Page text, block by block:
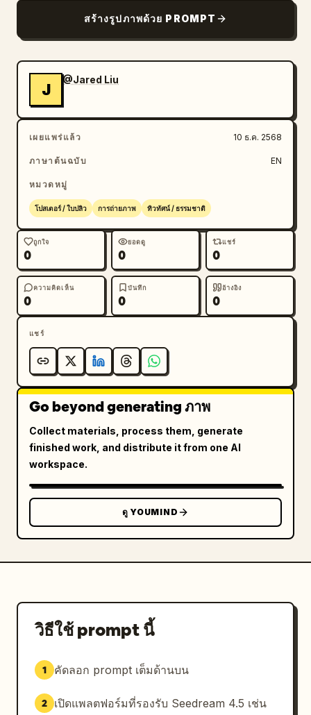
สร้างรูปภาพด้วย PROMPT
J
@Jared Liu
เผยแพร่แล้ว 10 ธ.ค. 2568
ภาษาต้นฉบับ EN
หมวดหมู่
โปสเตอร์ / ใบปลิว การถ่ายภาพ ทิวทัศน์ / ธรรมชาติ
ถูกใจ
0
ยอดดู
0
แชร์
0
ความคิดเห็น
0
บันทึก
0
อ้างอิง
0
แชร์
Go beyond generating ภาพ
Collect materials, process them, generate
finished work, and distribute it from one AI
workspace.
ดู YOUMIND
วิธีใช้ prompt นี้
1 คัดลอก prompt เต็มด้านบน
2
เปิดแพลตฟอร์มที่รองรับ Seedream 4.5 เช่น